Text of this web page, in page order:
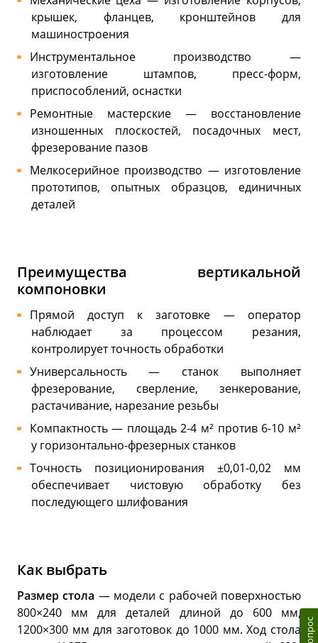
крышек, фланцев, кронштейнов для
машиностроения
Инструментальное производство —
изготовление штампов, пресс-форм,
приспособлений, оснастки
Ремонтные мастерские — восстановление
изношенных плоскостей, посадочных мест,
фрезерование пазов
Мелкосерийное производство — изготовление
прототипов, опытных образцов, единичных
деталей
Преимущества вертикальной
компоновки
Прямой доступ к заготовке — оператор
наблюдает за процессом резания,
контролирует точность обработки
Универсальность — станок выполняет
фрезерование, сверление, зенкерование,
растачивание, нарезание резьбы
Компактность — площадь 2-4 м² против 6-10 м²
у горизонтально-фрезерных станков
Точность позиционирования ±0,01-0,02 мм
обеспечивает чистовую обработку без
последующего шлифования
Как выбрать
Размер стола — модели с рабочей поверхностью
800×240 мм для деталей длиной до 600 мм,
1200×300 мм для заготовок до 1000 мм. Ход стола